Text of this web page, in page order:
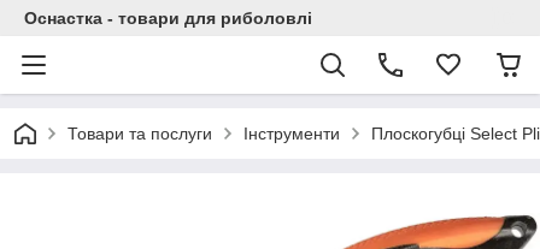
Оснастка - товари для риболовлі
Товари та послуги Інструменти Плоскогубці Select